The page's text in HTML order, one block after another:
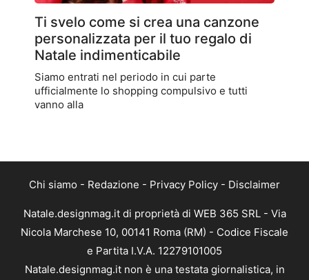
Ti svelo come si crea una canzone
personalizzata per il tuo regalo di
Natale indimenticabile
Siamo entrati nel periodo in cui parte
ufficialmente lo shopping compulsivo e tutti
vanno alla
Chi siamo - Redazione - Privacy Policy - Disclaimer
Natale.designmag.it di proprietà di WEB 365 SRL - Via
Nicola Marchese 10, 00141 Roma (RM) - Codice Fiscale
e Partita I.V.A. 12279101005
Natale.designmag.it non è una testata giornalistica, in